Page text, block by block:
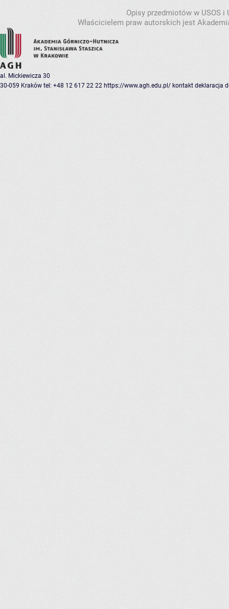
Opisy przedmiotów w USOS
Właścicielem praw autorskich jest
al. Mickiewicza 30
30-059 Kraków tel: +48 12 617 22 22 https://www.agh.edu.pl/ kontakt deklaracja